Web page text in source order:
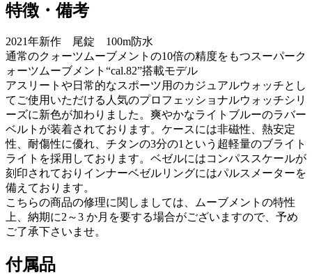
特徴・備考
2021年新作 尾錠 100m防水
通常のクォーツムーブメントの10倍の精度をもつスーパーク
ォーツムーブメント“cal.82”搭載モデル
アスリートや日常的なスポーツ用のカジュアルウォッチとし
てご使用いただける人気のプロフェッショナルウォッチシリ
ーズに新色が加わりました。爽やかなライトブルーのラバー
ベルトが装着されております。ケースには非磁性、熱安定
性、耐傷性に優れ、チタンの3分の1という超軽量のブライト
ライトを採用しております。ベゼルにはコンパススケールが
刻印されておりインナーベゼルリングにはパルスメーターを
備えております。
こちらの商品の修理に関しましては、ムーブメントの特性
上、納期に2～3 か月を要する場合がございますので、予め
ご了承下さいませ。
付属品